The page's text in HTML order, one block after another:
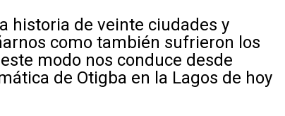
historia de veinte ciudades y
como también sufrieron los
modo nos conduce desde
de Otigba en la Lagos de hoy